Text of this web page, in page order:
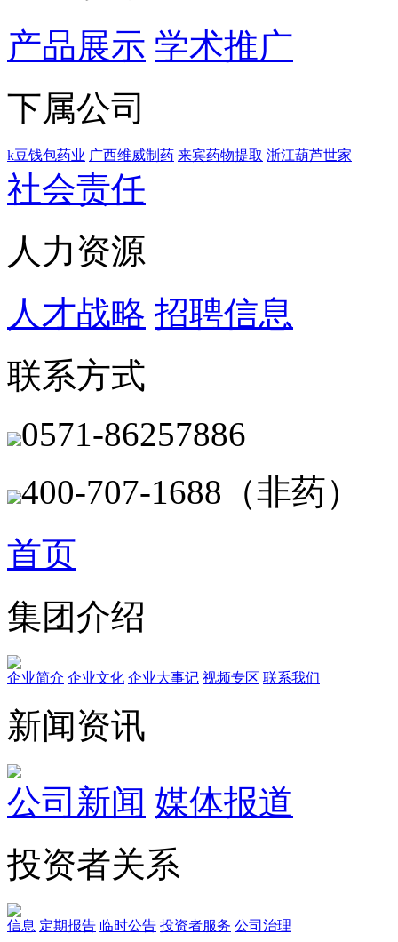
产品展示 学术推广
下属公司
k豆钱包药业 广西维威制药 来宾药物提取 浙江葫芦世家
社会责任
人力资源
人才战略 招聘信息
联系方式
0571-86257886
400-707-1688（非药）
首页
集团介绍
企业简介 企业文化 企业⼤事记 视频专区 联系我们
新闻资讯
公司新闻 媒体报道
投资者关系
信息 定期报告 临时公告 投资者服务 公司治理